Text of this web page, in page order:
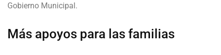
Gobierno Municipal.
Más apoyos para las familias